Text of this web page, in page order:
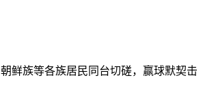
鲜族等各族居民同台切磋，赢球默契击